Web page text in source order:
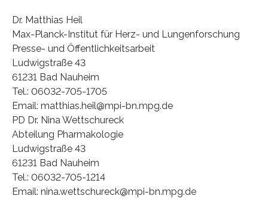
Dr. Matthias Heil
Max-Planck-Institut für Herz- und Lungenforschung
Presse- und Öffentlichkeitsarbeit
Ludwigstraße 43
61231 Bad Nauheim
Tel.: 06032-705-1705
Email: matthias.heil@mpi-bn.mpg.de
PD Dr. Nina Wettschureck
Abteilung Pharmakologie
Ludwigstraße 43
61231 Bad Nauheim
Tel.: 06032-705-1214
Email: nina.wettschureck@mpi-bn.mpg.de